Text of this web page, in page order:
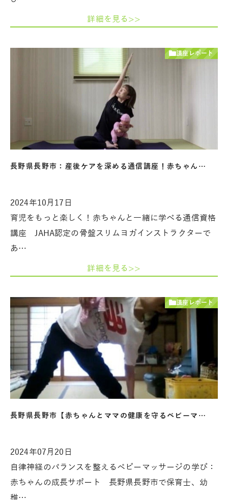
詳細を見る>>
講座レポート
長野県長野市：産後ケアを深める通信講座！赤ちゃん…
2024年10月17日
育児をもっと楽しく！赤ちゃんと一緒に学べる通信資格
講座 JAHA認定の骨盤スリムヨガインストラクターで
あ…
詳細を見る>>
講座レポート
長野県長野市【赤ちゃんとママの健康を守るベビーマ…
2024年07月20日
自律神経のバランスを整えるベビーマッサージの学び：
赤ちゃんの成長サポート 長野県長野市で保育士、幼
稚…